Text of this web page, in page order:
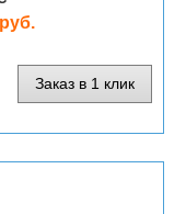
Заказ в 1 клик